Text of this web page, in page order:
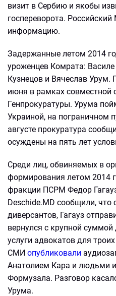
визит в Сербию и якобы
госпереворота.
информацию.
Задержанные летом 2014
уроженцев Комрата:
Кузнецов и Вячеслав Урум.
июня в рамках совместной
Генпрокуратуры. Урума
Украиной, на пограничном
августе прокуратура
осуждены на пять лет
Среди лиц, обвиняемых в
формирования летом 2014
фракции ПСРМ Федор
Deschide.MD сообщили, что
диверсантов, Гагауз
вернулся с крупной суммой
услуги адвокатов для
СМИ опубликовали
Анатолием Кара и людьми
Формузала. Разговор
Урума.